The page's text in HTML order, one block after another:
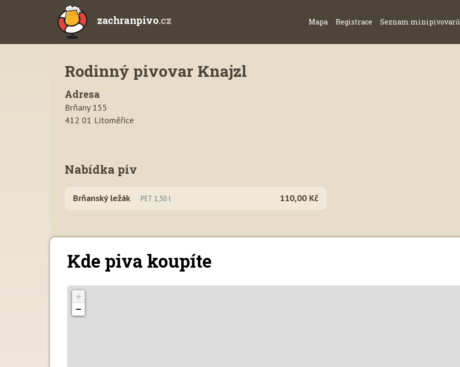
zachranpivo.cz Mapa Registrace Seznam minipivovarů
Rodinný pivovar Knajzl
Adresa
Brňany 155
412 01 Litoměřice
Nabídka piv
Brňanský ležák PET 1,50 l 110,00 Kč
Kde piva koupíte
+
−